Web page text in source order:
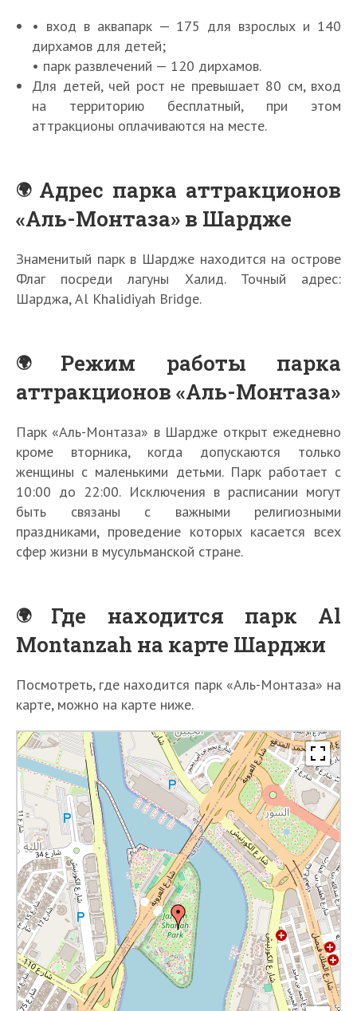
• вход в аквапарк — 175 для взрослых и 140
дирхамов для детей;
• парк развлечений — 120 дирхамов.
Для детей, чей рост не превышает 80 см, вход
на территорию бесплатный, при этом
аттракционы оплачиваются на месте.
Адрес парка аттракционов
«Аль-Монтаза» в Шардже
Знаменитый парк в Шардже находится на острове
Флаг посреди лагуны Халид. Точный адрес:
Шарджа, Al Khalidiyah Bridge.
Режим работы парка
аттракционов «Аль-Монтаза»
Парк «Аль-Монтаза» в Шардже открыт ежедневно
кроме вторника, когда допускаются только
женщины с маленькими детьми. Парк работает с
10:00 до 22:00. Исключения в расписании могут
быть связаны с важными религиозными
праздниками, проведение которых касается всех
сфер жизни в мусульманской стране.
Где находится парк Al
Montanzah на карте Шарджи
Посмотреть, где находится парк «Аль-Монтаза» на
карте, можно на карте ниже.